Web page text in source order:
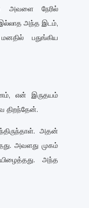
அவளை நேரில்
இல்லாத அந்த இடம்,
பதுங்கிய
என் இருதயம்
திறந்தேன்.
அதன்
அவளது முகம்
அந்த